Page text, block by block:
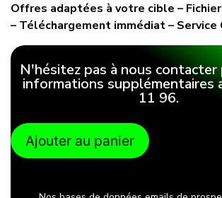
Offres adaptées à votre cible –
– Téléchargement immédiat –
N'hésitez pas à nous
informations supplémentaires
11 96.
Ajouter au panier